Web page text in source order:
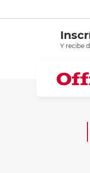
Y recibe